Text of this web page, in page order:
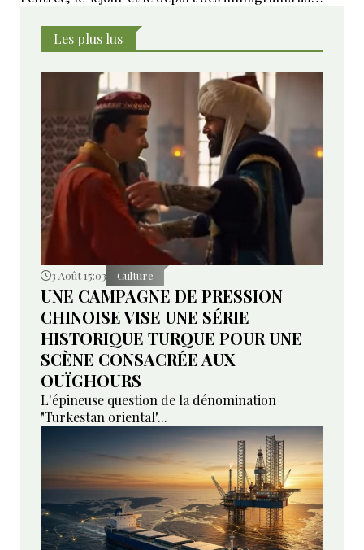
Les plus lus
3 Août 15:03 Culture
UNE CAMPAGNE DE PRESSION
CHINOISE VISE UNE SÉRIE
HISTORIQUE TURQUE POUR UNE
SCÈNE CONSACRÉE AUX
OUÏGHOURS
L'épineuse question de la dénomination
"Turkestan oriental"...